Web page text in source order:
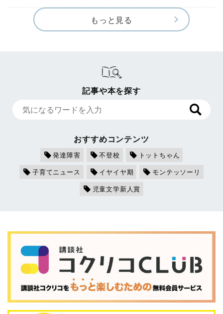
もっと見る
記事や本を探す
おすすめコンテンツ
発達障害 不登校
トットちゃん
子育てニュース
イヤイヤ期
モンテッソーリ
児童文学新人賞